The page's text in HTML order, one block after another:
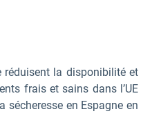
réduisent la disponibilité et
frais et sains dans l’UE
sécheresse en Espagne en